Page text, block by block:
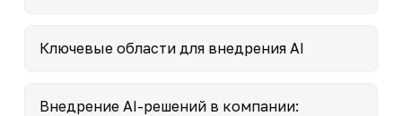
Ключевые области для внедрения AI
Внедрение AI-решений в компании: